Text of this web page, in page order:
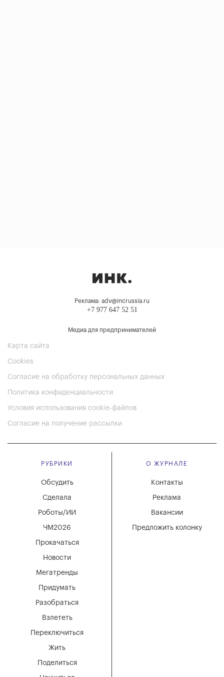
Реклама: adv@incrussia.ru
+7 977 647 52 51
Медиа для предпринимателей
Карта сайта
Cookies
Согласие на обработку персональных данных
Политика конфиденциальности
Условия использования cookie-файлов
Согласие на получение рассылки
РУБРИКИ
Мегатренды
Придумать
Разобраться
Взлететь
Новости
Переключиться
Жить
Поделиться
Обсудить
Сделала
Роботы/ИИ
ЧМ2026
Прокачаться
О ЖУРНАЛЕ
Вакансии
Реклама
Контакты
Предложить колонку